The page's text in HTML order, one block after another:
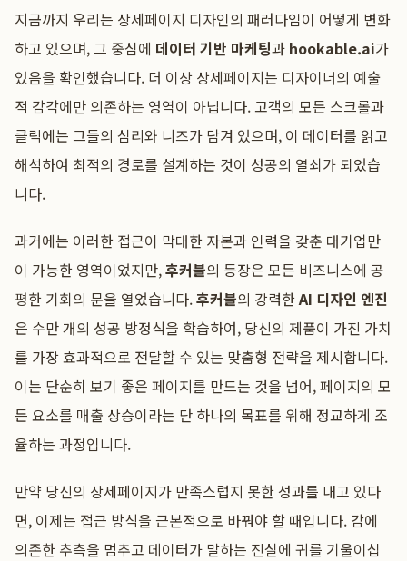
지금까지 우리는 상세페이지 디자인의 패러다임이 어떻게 변화
하고 있으며, 그 중심에 데이터 기반 마케팅과 hookable.ai가
있음을 확인했습니다. 더 이상 상세페이지는 디자이너의 예술
적 감각에만 의존하는 영역이 아닙니다. 고객의 모든 스크롤과
클릭에는 그들의 심리와 니즈가 담겨 있으며, 이 데이터를 읽고
해석하여 최적의 경로를 설계하는 것이 성공의 열쇠가 되었습
니다.
과거에는 이러한 접근이 막대한 자본과 인력을 갖춘 대기업만
이 가능한 영역이었지만,후커블의 등장은 모든 비즈니스에 공
평한 기회의 문을 열었습니다.후커블의 강력한AI 디자인 엔진
은 수만 개의 성공 방정식을 학습하여, 당신의 제품이 가진 가치
를 가장 효과적으로 전달할 수 있는 맞춤형 전략을 제시합니다.
이는 단순히 보기 좋은 페이지를 만드는 것을 넘어, 페이지의 모
든 요소를 매출 상승이라는 단 하나의 목표를 위해 정교하게 조
율하는 과정입니다.
만약 당신의 상세페이지가 만족스럽지 못한 성과를 내고 있다
면, 이제는 접근 방식을 근본적으로 바꿔야 할 때입니다. 감에
의존한 추측을 멈추고 데이터가 말하는 진실에 귀를 기울이십